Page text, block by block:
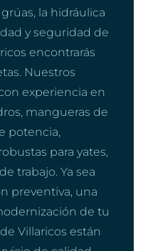
la hidráulica
y seguridad de
encontrarás
Nuestros
experiencia en
mangueras de
potencia,
para yates,
trabajo. Ya sea
preventiva, una
de tu
Villaricos están